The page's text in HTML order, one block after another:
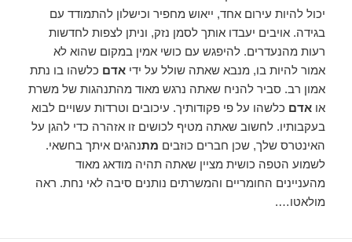
יכול להיות עירום אחד, ייאוש מחפיר וכישלון להתמודד עם
בגידה. אויבים יעבדו אותך לסמן נזק, וניתן לצפות לחדשות
רעות מהנעדרים. להיפגש עם כושי אמין במקום שהוא לא
אמור להיות בו, מנבא שאתה שולל על ידיאדם כלשהו בו נתת
אמון רב. סביר להניח שאתה נרגש מאוד מהתנהגות של משרת
אואדם כלשהו על פי פקודותיך. עיכובים וטרדות עשויים לבוא
בעקבותיו. לחשוב שאתה מטיף לכושים זו אזהרה כדי להגן על
האינטרס שלך, שכן חברים כוזבים מתנהגים איתך בחשאי.
לשמוע הטפה כושית מציין שאתה תהיה מודאג מאוד
מהעניינים החומריים והמשרתים נותנים סיבה לאי נחת. ראה
מולאטו….